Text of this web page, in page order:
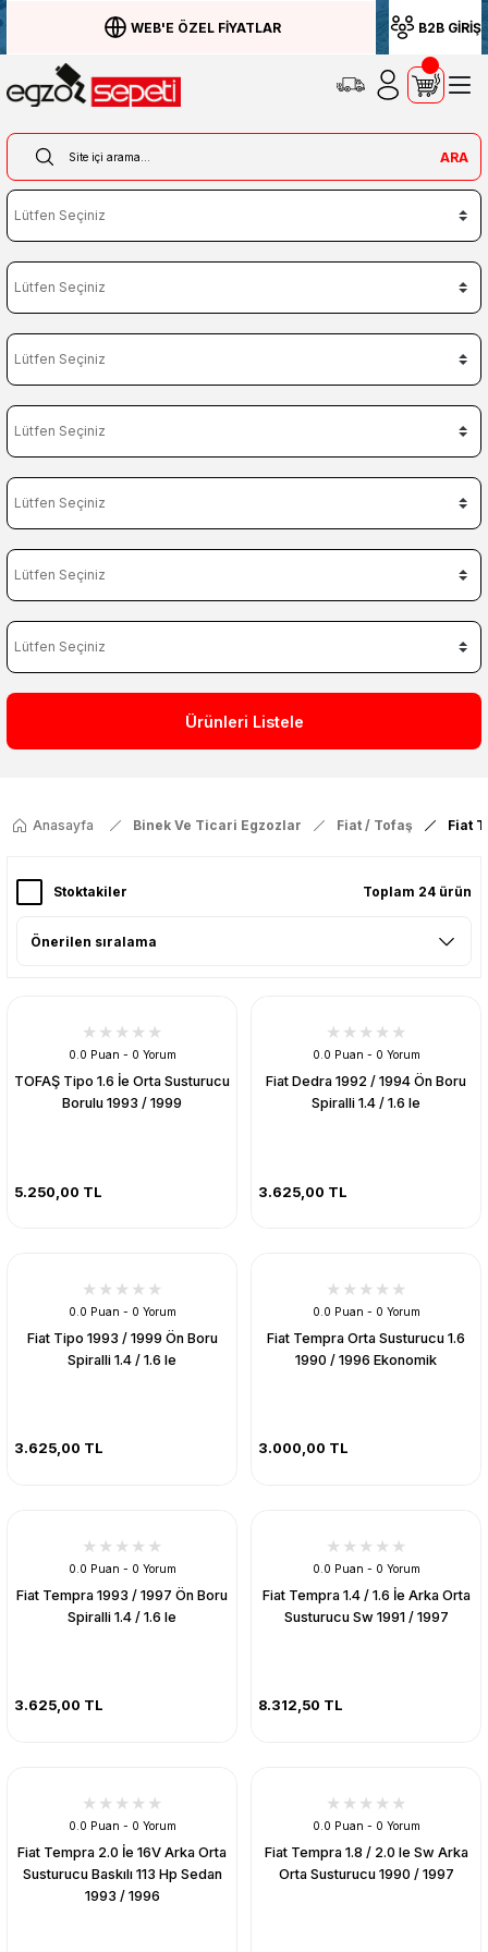
WEB'E ÖZEL FİYATLAR B2B GİRİŞ
ARA
Ürünleri Listele
Anasayfa Binek Ve Ticari Egzozlar Fiat / Tofaş Fiat
Stoktakiler Toplam 24 ürün
0.0 Puan - 0 Yorum
TOFAŞ Tipo 1.6 İe Orta Susturucu
Borulu 1993 / 1999
5.250,00 TL
0.0 Puan - 0 Yorum
Fiat Dedra 1992 / 1994 Ön Boru
Spiralli 1.4 / 1.6 Ie
3.625,00 TL
0.0 Puan - 0 Yorum
Fiat Tipo 1993 / 1999 Ön Boru
Spiralli 1.4 / 1.6 Ie
3.625,00 TL
0.0 Puan - 0 Yorum
Fiat Tempra Orta Susturucu 1.6
1990 / 1996 Ekonomik
3.000,00 TL
0.0 Puan - 0 Yorum
Fiat Tempra 1993 / 1997 Ön Boru
Spiralli 1.4 / 1.6 Ie
3.625,00 TL
0.0 Puan - 0 Yorum
Fiat Tempra 1.4 / 1.6 İe Arka Orta
Susturucu Sw 1991 / 1997
8.312,50 TL
0.0 Puan - 0 Yorum
Fiat Tempra 2.0 İe 16V Arka Orta
Susturucu Baskılı 113 Hp Sedan
1993 / 1996
0.0 Puan - 0 Yorum
Fiat Tempra 1.8 / 2.0 Ie Sw Arka
Orta Susturucu 1990 / 1997